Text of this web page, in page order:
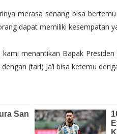
merasa senang bisa
dapat memiliki kesempatan
menantikan Bapak
(tari) Ja’i bisa ketemu